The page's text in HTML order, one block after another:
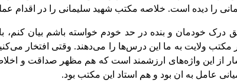
را دیده است. خلاصه مکتب شهید سلیمانی را در اقدام
درک خودمان و بنده در حد خودم خواسته باشم بیان کنم،
ولایت به ما این درس‌ها را می‌دهند. وقتی افتخار
از این واژه‌های ارزشمند است که هم مظهر صداقت و
عامل به ان بود و هم استاد این مکتب بود.